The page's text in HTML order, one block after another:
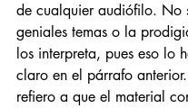
de cualquier audiófilo. No
geniales temas o la
los interpreta, pues eso lo
claro en el párrafo
refiero a que el material